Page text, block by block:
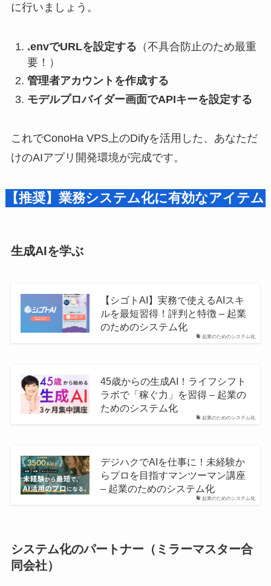
に行いましょう。
.envでURLを設定する （不具合防止のため最重
要！）
管理者アカウントを作成する
モデルプロバイダー画面でAPIキーを設定する
これでConoHa VPS上のDifyを活用した、あなただ
けのAIアプリ開発環境が完成です。
【推奨】業務システム化に有効なアイテム
生成AIを学ぶ
起業のためのシステム化
【シゴトAI】実務で使えるAIスキ
ルを最短習得！評判と特徴 – 起業
のためのシステム化
起業のためのシステム化
45歳からの生成AI！ライフシフト
ラボで「稼ぐ力」を習得 – 起業の
ためのシステム化
起業のためのシステム化
デジハクでAIを仕事に！未経験か
らプロを目指すマンツーマン講座
– 起業のためのシステム化
システム化のパートナー（ミラーマスター合
同会社）